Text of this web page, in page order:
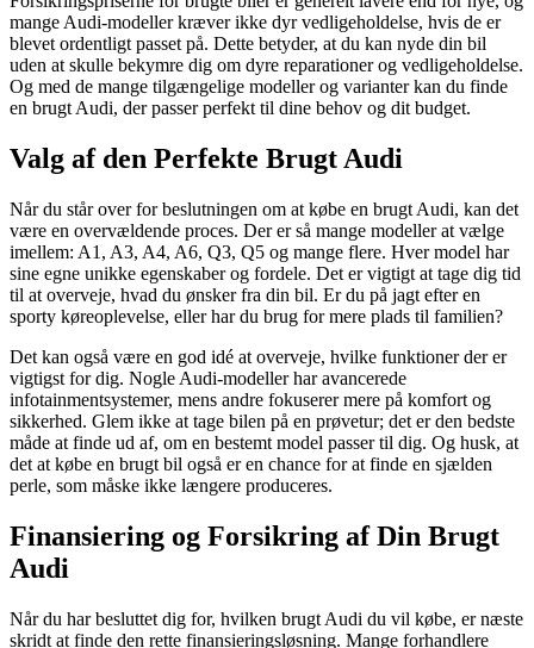
mange Audi-modeller kræver ikke dyr vedligeholdelse, hvis de er
blevet ordentligt passet på. Dette betyder, at du kan nyde din bil
uden at skulle bekymre dig om dyre reparationer og vedligeholdelse.
Og med de mange tilgængelige modeller og varianter kan du finde
en brugt Audi, der passer perfekt til dine behov og dit budget.
Valg af den Perfekte Brugt Audi
Når du står over for beslutningen om at købe en brugt Audi, kan det
være en overvældende proces. Der er så mange modeller at vælge
imellem: A1, A3, A4, A6, Q3, Q5 og mange flere. Hver model har
sine egne unikke egenskaber og fordele. Det er vigtigt at tage dig tid
til at overveje, hvad du ønsker fra din bil. Er du på jagt efter en
sporty køreoplevelse, eller har du brug for mere plads til familien?
Det kan også være en god idé at overveje, hvilke funktioner der er
vigtigst for dig. Nogle Audi-modeller har avancerede
infotainmentsystemer, mens andre fokuserer mere på komfort og
sikkerhed. Glem ikke at tage bilen på en prøvetur; det er den bedste
måde at finde ud af, om en bestemt model passer til dig. Og husk, at
det at købe en brugt bil også er en chance for at finde en sjælden
perle, som måske ikke længere produceres.
Finansiering og Forsikring af Din Brugt
Audi
Når du har besluttet dig for, hvilken brugt Audi du vil købe, er næste
skridt at finde den rette finansieringsløsning. Mange forhandlere